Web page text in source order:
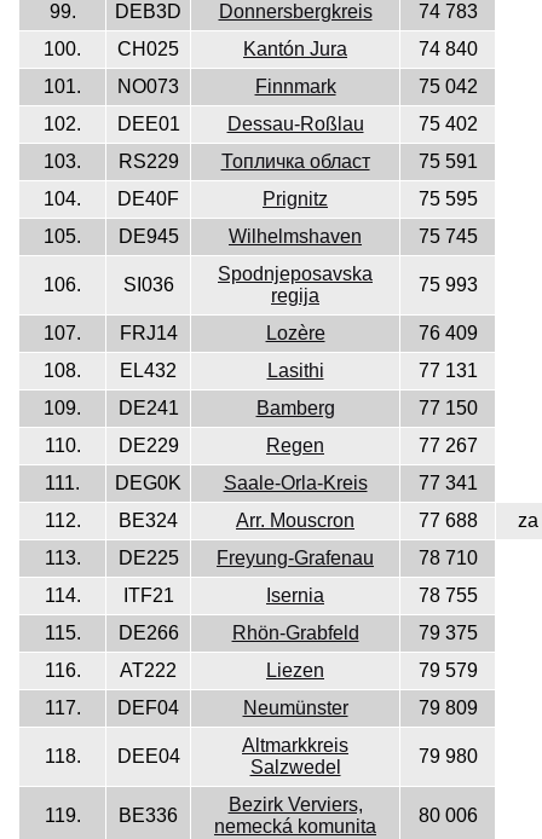
99.
DEB3D Donnersbergkreis
74 783
100.
CH025 Kantón Jura
74 840
101.
NO073 Finnmark
75 042
102.
DEE01 Dessau-Roßlau
75 402
103.
RS229 Топличка област
75 591
104.
DE40F Prignitz
75 595
105.
DE945 Wilhelmshaven 75 745
106. SI036
Spodnjeposavska
regija
75 993
107. FRJ14 Lozère
76 409
108.
EL432 Lasithi
77 131
109.
DE241 Bamberg
77 150
110.
DE229 Regen
77 267
111.
DEG0K Saale-Orla-Kreis
77 341
112.
BE324 Arr. Mouscron 77 688
za
113.
DE225 Freyung-Grafenau
78 710
114.
ITF21 Isernia
78 755
115.
DE266 Rhön-Grabfeld
79 375
116.
AT222 Liezen
79 579
117.
DEF04 Neumünster 79 809
118. DEE04
Altmarkkreis
Salzwedel
79 980
119. BE336
Bezirk Verviers,
nemecká komunita
80 006